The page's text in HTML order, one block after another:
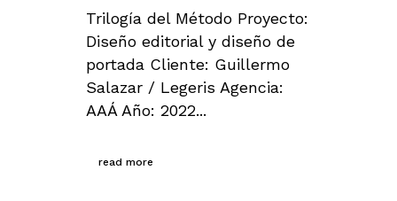
Trilogía del Método Proyecto:
Diseño editorial y diseño de
portada Cliente: Guillermo
Salazar / Legeris Agencia:
AAÁ Año: 2022...
read more